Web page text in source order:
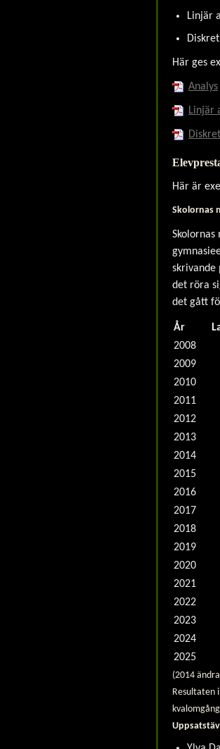
Linjär
Här ges
Analys
Linjär
Här är
Skolornas
skrivande
det röra
det gått
År
2008
2009
2010
2011
2012
2013
2014
2015
2016
2017
2018
2019
2020
2021
2022
2023
2024
2025
(2014
Resultaten